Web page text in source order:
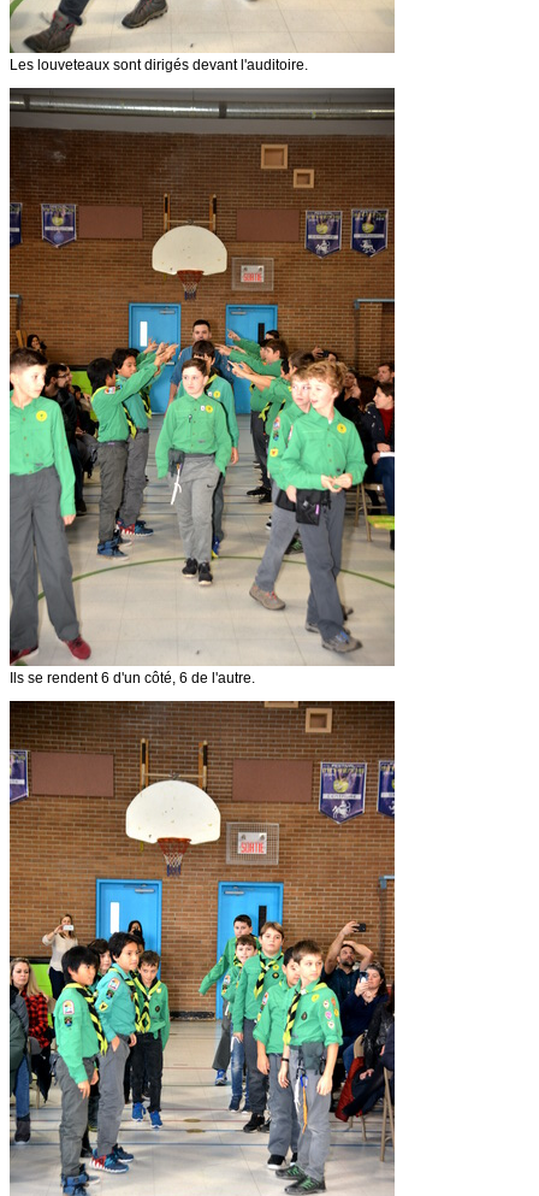
Les louveteaux sont dirigés devant l'auditoire.
Ils se rendent 6 d'un côté, 6 de l'autre.